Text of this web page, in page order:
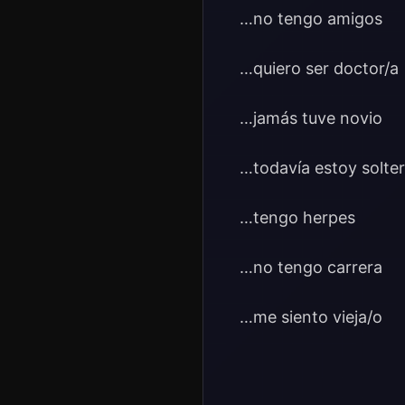
…no tengo amigos
…quiero ser doctor/a
…jamás tuve novio
…todavía estoy
…tengo herpes
…no tengo carrera
…me siento vieja/o